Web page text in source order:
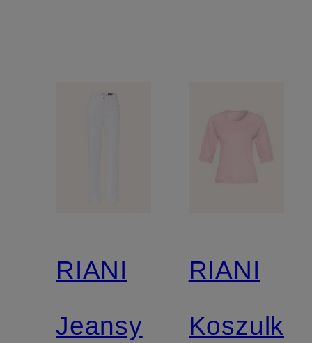
RIANI
Jeansy
RIANI
Koszulka